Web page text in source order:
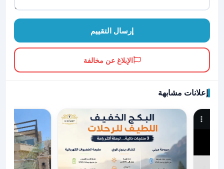
إرسال التقييم
الإبلاغ عن مخالفة
إعلانات مشابهة